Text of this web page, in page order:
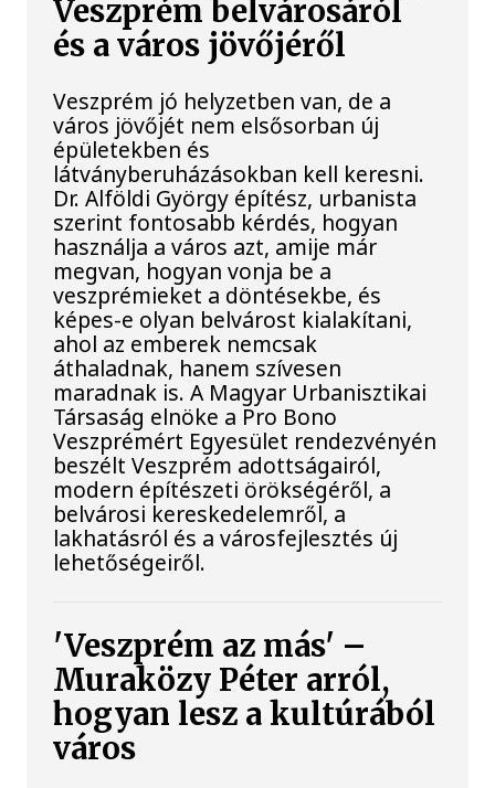
Veszprém belvárosáról
és a város jövőjéről
Veszprém jó helyzetben van, de a
város jövőjét nem elsősorban új
épületekben és
látványberuházásokban kell keresni.
Dr. Alföldi György építész, urbanista
szerint fontosabb kérdés, hogyan
használja a város azt, amije már
megvan, hogyan vonja be a
veszprémieket a döntésekbe, és
képes-e olyan belvárost kialakítani,
ahol az emberek nemcsak
áthaladnak, hanem szívesen
maradnak is. A Magyar Urbanisztikai
Társaság elnöke a Pro Bono
Veszprémért Egyesület rendezvényén
beszélt Veszprém adottságairól,
modern építészeti örökségéről, a
belvárosi kereskedelemről, a
lakhatásról és a városfejlesztés új
lehetőségeiről.
'Veszprém az más' –
Muraközy Péter arról,
hogyan lesz a kultúrából
város